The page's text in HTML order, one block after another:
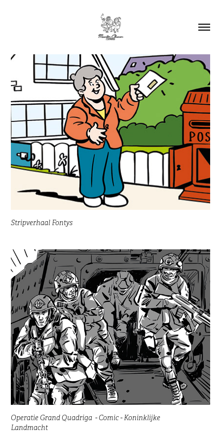
Stripverhaal Fontys
Operatie Grand Quadriga  - Comic - Koninklijke
Landmacht